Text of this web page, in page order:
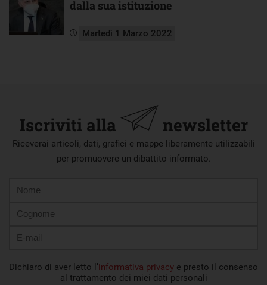
dalla sua istituzione
Martedì 1 Marzo 2022
Iscriviti alla newsletter
Riceverai articoli, dati, grafici e mappe liberamente utilizzabili
per promuovere un dibattito informato.
mail
Dichiaro di aver letto l’informativa privacy e presto il consenso
al trattamento dei miei dati personali